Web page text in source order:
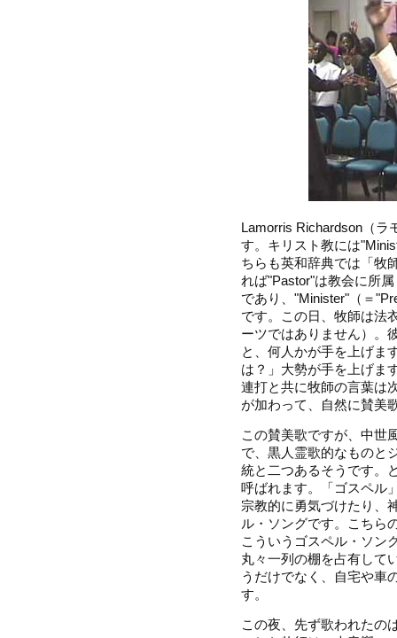
Lamorris Richardson（ラ
す。キリスト教には
ちらも英和辞典では「牧
れば"Pastor"は教会に所
であり、"Minister"（＝
です。この日、牧師は法
ーツではありません）。
と、何人かが手を上げま
は？」大勢が手を上げま
連打と共に牧師の言葉は
が加わって、自然に賛美
この賛美歌ですが、中世
で、黒人霊歌的なものと
統と二つあるそうです。
呼ばれます。「ゴスペル
宗教的に勇気づけたり、
ル・ソングです。こちら
こういうゴスペル・ソン
丸々一列の棚を占有して
うだけでなく、自宅や車
す。
この夜、先ず歌われたの